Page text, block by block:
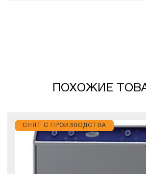
ПОХОЖИЕ
СНЯТ С ПРОИЗВОДСТВА